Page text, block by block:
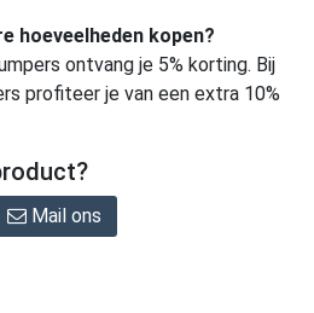
hoeveelheden kopen?
ontvang je 5% korting. Bij
profiteer je van een extra 10%
Mail ons